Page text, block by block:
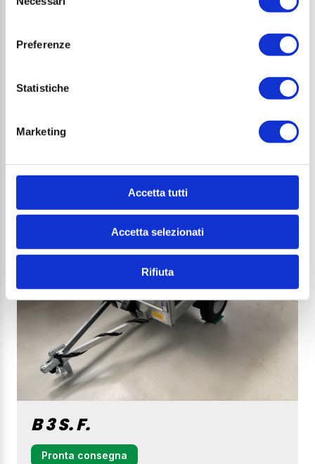
del
Preferenze
Statistiche
Marketing
Accetta tutti
Accetta selezionati
Rifiuta
A 6
Pronta consegna
Cresci
Prezzo di listino
1.623€
DA SCONTARE IN SEDE
B 3 S. F.
Pronta consegna